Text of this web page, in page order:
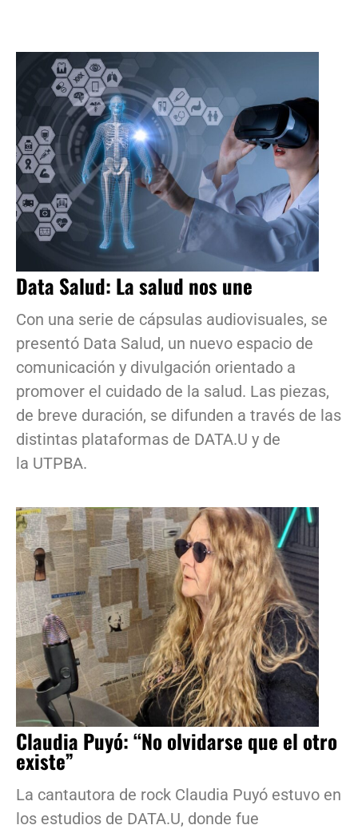
Data Salud: La salud nos une
Con una serie de cápsulas audiovisuales, se
presentó Data Salud, un nuevo espacio de
comunicación y divulgación orientado a
promover el cuidado de la salud. Las piezas,
de breve duración, se difunden a través de las
distintas plataformas de DATA.U y de
la UTPBA.
Claudia Puyó: “No olvidarse que el otro
existe”
La cantautora de rock Claudia Puyó estuvo en
los estudios de DATA.U, donde fue